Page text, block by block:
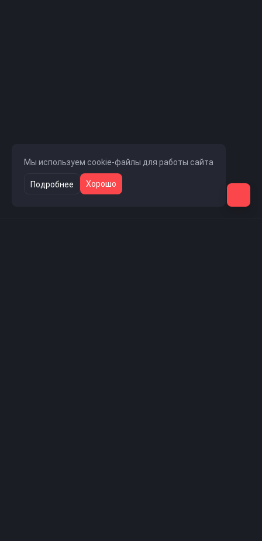
Мы используем cookie-файлы для работы сайта
Подробнее Хорошо